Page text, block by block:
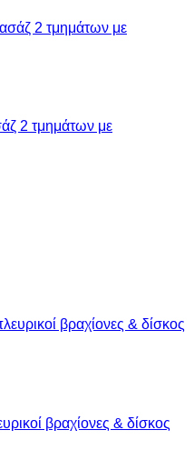
2 τμημάτων με
βραχίονες & δίσκος